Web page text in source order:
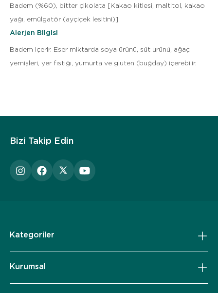
Badem (%60), bitter çikolata [Kakao kitlesi, maltitol, kakao
yağı, emülgatör (ayçiçek lesitini)]
Alerjen Bilgisi
Badem içerir. Eser miktarda soya ürünü, süt ürünü, ağaç
yemişleri, yer fıstığı, yumurta ve gluten (buğday) içerebilir.
Bizi Takip Edin
Kategoriler
Kurumsal